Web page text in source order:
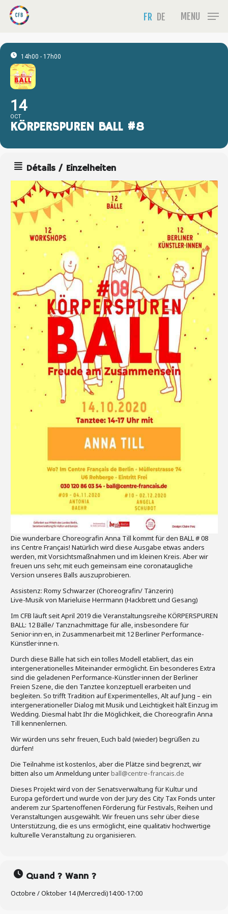
content
FR DE MENU
14h00 - 17h00
14
OCT
KÖRPERSPUREN BALL #8
Détails / Einzelheiten
Die wunderbare Choreografin Anna Till kommt für den BALL # 08
ins Centre Français! Natürlich wird diese Ausgabe etwas anders
werden, mit Vorsichtsmaßnahmen und im kleinen Kreis. Aber wir
freuen uns sehr, mit euch gemeinsam eine coronataugliche
Version unseres Balls auszuprobieren.
Assistenz: Romy Schwarzer (Choreografin/ Tänzerin)
Live-Musik von Marieluise Herrmann (Hackbrett und Gesang)
Im CFB läuft seit April 2019 die Veranstaltungsreihe KÖRPERSPUREN
BALL: 12 Bälle/ Tanznachmittage für alle, insbesondere für
Senior·inn·en, in Zusammenarbeit mit 12 Berliner Performance-
Künstler·inne·n.
Durch diese Bälle hat sich ein tolles Modell etabliert, das ein
intergenerationelles Miteinander ermöglicht. Ein besonderes Extra
sind die geladenen Performance-Künstler·innen der Berliner
Freien Szene, die den Tanztee konzeptuell erarbeiten und
begleiten. So trifft Tradition auf Experimentelles, Alt auf Jung – ein
intergenerationeller Dialog mit Musik und Leichtigkeit hält Einzug im
Wedding. Diesmal habt Ihr die Möglichkeit, die Choreografin Anna
Till kennenlernen.
Wir würden uns sehr freuen, Euch bald (wieder) begrüßen zu
dürfen!
Die Teilnahme ist kostenlos, aber die Plätze sind begrenzt, wir
bitten also um Anmeldung unterball@centre-francais.de
Dieses Projekt wird von der Senatsverwaltung für Kultur und
Europa gefördert und wurde von der Jury des City Tax Fonds unter
anderem zur Spartenoffenen Förderung für Festivals, Reihen und
Veranstaltungen ausgewählt. Wir freuen uns sehr über diese
Unterstützung, die es uns ermöglicht, eine qualitativ hochwertige
kulturelle Veranstaltung zu organisieren.
Quand ? Wann ?
Octobre / Oktober 14 (Mercredi)14:00-17:00